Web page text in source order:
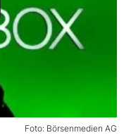
Foto: Börsenmedien AG